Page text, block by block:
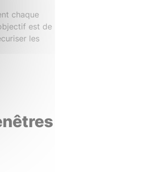
chaque
est de
les